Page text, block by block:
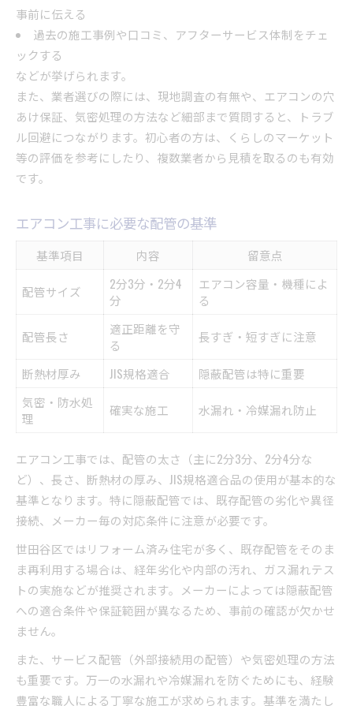
事前に伝える
過去の施工事例や口コミ、アフターサービス体制をチェ
ックする
などが挙げられます。
また、業者選びの際には、現地調査の有無や、エアコンの穴
あけ保証、気密処理の方法など細部まで質問すると、トラブ
ル回避につながります。初心者の方は、くらしのマーケット
等の評価を参考にしたり、複数業者から見積を取るのも有効
です。
エアコン工事に必要な配管の基準
基準項目 内容 留意点
配管サイズ
2分3分・2分4
分
エアコン容量・機種によ
る
配管長さ
適正距離を守
る
長すぎ・短すぎに注意
断熱材厚み JIS規格適合
隠蔽配管は特に重要
気密・防水処
理
確実な施工 水漏れ・冷媒漏れ防止
エアコン工事では、配管の太さ（主に2分3分、2分4分な
ど）、長さ、断熱材の厚み、JIS規格適合品の使用が基本的な
基準となります。特に隠蔽配管では、既存配管の劣化や異径
接続、メーカー毎の対応条件に注意が必要です。
世田谷区ではリフォーム済み住宅が多く、既存配管をそのま
ま再利用する場合は、経年劣化や内部の汚れ、ガス漏れテス
トの実施などが推奨されます。メーカーによっては隠蔽配管
への適合条件や保証範囲が異なるため、事前の確認が欠かせ
ません。
また、サービス配管（外部接続用の配管）や気密処理の方法
も重要です。万一の水漏れや冷媒漏れを防ぐためにも、経験
豊富な職人による丁寧な施工が求められます。基準を満たし